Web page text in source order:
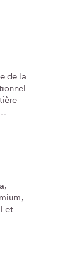
de la
et
et